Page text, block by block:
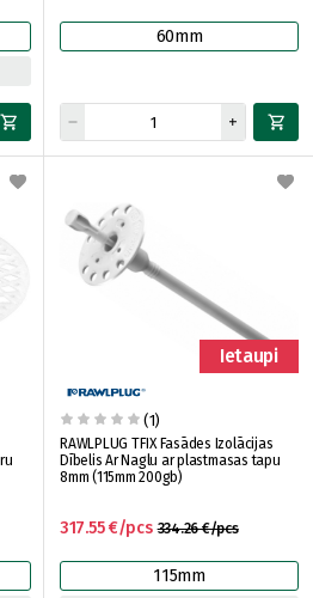
60mm
Ietaupi
(1)
RAWLPLUG TFIX Fasādes Izolācijas
Dībelis Ar Naglu ar plastmasas tapu
8mm (115mm 200gb)
334.26 €/pcs
317.55 €/pcs
115mm